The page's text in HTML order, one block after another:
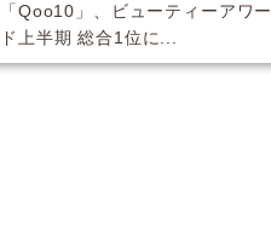
「Qoo10」、ビューティーアワ
ド上半期 総合1位に...